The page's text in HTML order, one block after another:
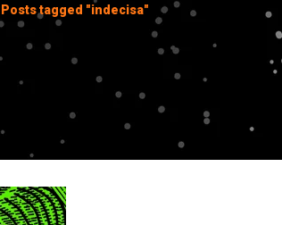
Posts tagged "indecisa"